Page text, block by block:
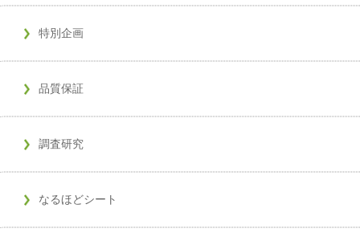
特別企画
品質保証
調査研究
なるほどシート